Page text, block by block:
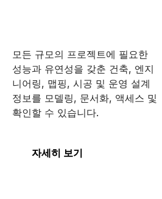
MicroStation
모든 규모의 프로젝트에 필요한
성능과 유연성을 갖춘 건축, 엔지
니어링, 맵핑, 시공 및 운영 설계
정보를 모델링, 문서화, 액세스 및
확인할 수 있습니다.
자세히 보기